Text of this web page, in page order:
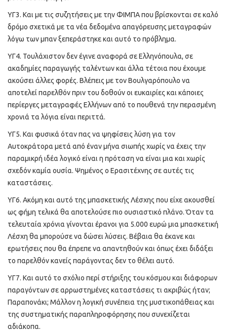
ΥΓ3. Και με τις συζητήσεις με την ΦΙΜΠΑ που βρίσκονται σε καλό
δρόμο σχετικά με τα νέα δεδομένα απαγόρευσης μεταγραφών
λόγω των μπαν ξεπεράστηκε και αυτό το πρόβλημα.
ΥΓ4. Τουλάχιστον δεν έγινε αναφορά σε Ελληνόπουλα, σε
ακαδημίες παραγωγής ταλέντων και άλλα τέτοια που έχουμε
ακούσει άλλες φορές. Βλέπεις με τον Βουλγαρόπουλο να
αποτελεί παρελθόν πριν του δοθούν οι ευκαιρίες και κάποιες
περίεργες μεταγραφές Ελλήνων από το πουθενά την περασμένη
χρονιά τα λόγια είναι περιττά.
ΥΓ5. Και φυσικά όταν πας να ψηφίσεις λύση για τον
Αυτοκράτορα μετά από έναν μήνα σιωπής χωρίς να έχεις την
παραμικρή ιδέα λογικό είναι η πρόταση να είναι μια και χωρίς
σχεδόν καμία ουσία. Ψημένος ο Ερασιτέχνης σε αυτές τις
καταστάσεις.
ΥΓ6. Ακόμη και αυτό της μπασκετικής Λέσχης που είχε ακουσθεί
ως φήμη τελικά θα αποτελούσε πιο ουσιαστικό πλάνο. Όταν τα
τελευταία χρόνια γίνονται έρανοι για 5.000 ευρώ μια μπασκετική
Λέσχη θα μπορούσε να δώσει λύσεις. Βέβαια θα έκανε και
ερωτήσεις που θα έπρεπε να απαντηθούν και όπως έχει διδάξει
το παρελθόν κανείς παράγοντας δεν το θέλει αυτό.
ΥΓ7. Και αυτό το σχόλιο περί στήριξης του κόσμου και διάφορων
παραγόντων σε αρρωστημένες καταστάσεις τι ακριβώς ήταν;
Παραπονάκι; Μάλλον η λογική συνέπεια της μυστικοπάθειας και
της συστηματικής παραπληροφόρησης που συνεχίζεται
αδιάκοπα.